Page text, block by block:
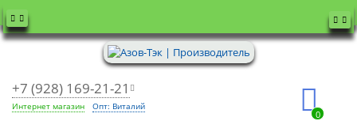
+7 (928) 169-21-21
Интернет магазин Опт: Виталий
0